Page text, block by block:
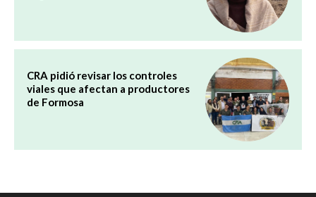
CRA pidió revisar los controles
viales que afectan a productores
de Formosa